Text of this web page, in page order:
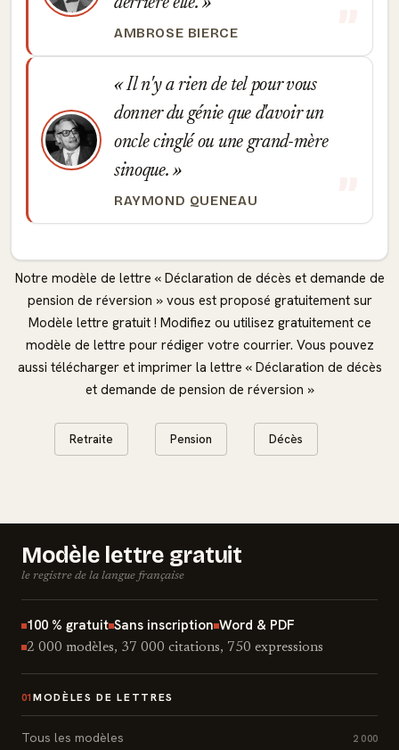
AMBROSE BIERCE
Il n'y a rien de tel pour vous
donner du génie que d'avoir un
oncle cinglé ou une grand-mère
sinoque.
RAYMOND QUENEAU
Notre modèle de lettre « Déclaration de décès et demande de
pension de réversion » vous est proposé gratuitement sur
Modèle lettre gratuit ! Modifiez ou utilisez gratuitement ce
modèle de lettre pour rédiger votre courrier. Vous pouvez
aussi télécharger et imprimer la lettre « Déclaration de décès
et demande de pension de réversion »
Retraite Pension Décès
Modèle lettre gratuit
le registre de la langue française
100 % gratuit Sans inscription Word & PDF
2 000 modèles, 37 000 citations, 750 expressions
01 MODÈLES DE LETTRES
Tous les modèles 2 000